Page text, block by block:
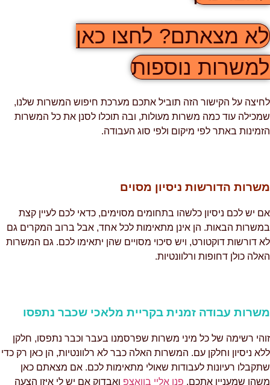
מצאתם? לחצו כאן
נוספות
על הקישור הזה תוביל אתכם מערכת חיפוש המשרות שלנו,
עוד כמה משרות מעולות, ובה תוכלו לסנן את כל המשרות
באתר לפי מיקום ולפי סוג העבודה.
הדורשות ניסיון מסוים
יש לכם ניסיון כלשהו בתחומים מסוימים, כדאי לכם לעיין קצת
הבאות. הן אינן מתאימות לכל אחד, אבל ברוב המקרים גם
דורשות דוקטורט, ויש סיכוי מסויים שהן יתאימו לכם. גם המשרות
כולן דחופות ורלוונטיות.
עבודה זמנית בקריית מלאכי שכבר נתפסו
רשימה של כל מיני משרות שפרסמנו בעבר וכבר נתפסו, חלקן
ניסיון וחלקן עם. המשרות האלה כבר לא רלוונטיות, הן כאן רק כדי
רעיונות לעבודות שאולי מתאימות לכם. אם מצאתם כאן
שמעניין אתכם,פנו אליי בוואצפואבדוק אם יש לי איזו הצעה